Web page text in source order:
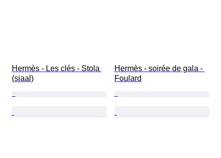
Hermès - Les clés - Stola
(sjaal)
Hermès - soirée de gala -
Foulard